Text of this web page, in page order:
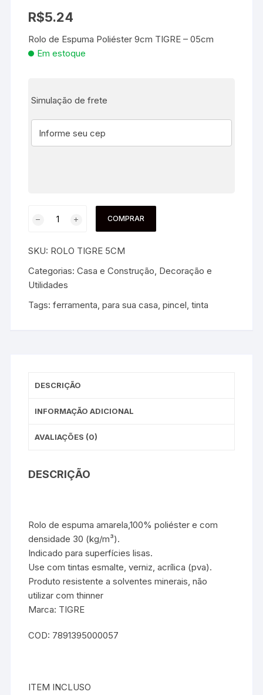
R$5.24
Rolo de Espuma Poliéster 9cm TIGRE – 05cm
Em estoque
Simulação de frete
COMPRAR
SKU: ROLO TIGRE 5CM
Categorias:Casa e Construção, Decoração e
Utilidades
Tags:ferramenta,para sua casa,pincel,tinta
DESCRIÇÃO
INFORMAÇÃO ADICIONAL
AVALIAÇÕES (0)
DESCRIÇÃO
Rolo de espuma amarela,100% poliéster e com
densidade 30 (kg/m³).
Indicado para superfícies lisas.
Use com tintas esmalte, verniz, acrílica (pva).
Produto resistente a solventes minerais, não
utilizar com thinner
Marca: TIGRE
COD: 7891395000057
ITEM INCLUSO